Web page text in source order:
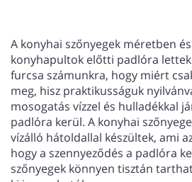
A konyhai szőnyegek méretben
konyhapultok előtti padlóra
furcsa számunkra, hogy miért
meg, hisz praktikusságuk
mosogatás vízzel és hulladékkal
padlóra kerül. A konyhai
vízálló hátoldallal készültek, ami
hogy a szennyeződés a padlóra
szőnyegek könnyen tisztán